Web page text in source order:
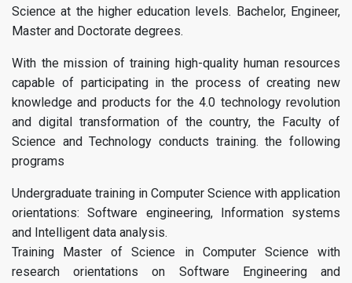
Science at the higher education levels. Bachelor, Engineer,
Master and Doctorate degrees.
With the mission of training high-quality human resources
capable of participating in the process of creating new
knowledge and products for the 4.0 technology revolution
and digital transformation of the country, the Faculty of
Science and Technology conducts training. the following
programs
Undergraduate training in Computer Science with application
orientations: Software engineering, Information systems
and Intelligent data analysis.
Training Master of Science in Computer Science with
research orientations on Software Engineering and